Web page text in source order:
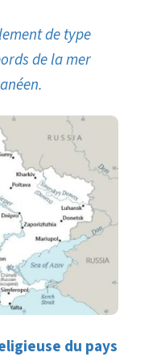
de type
de la mer
du pays